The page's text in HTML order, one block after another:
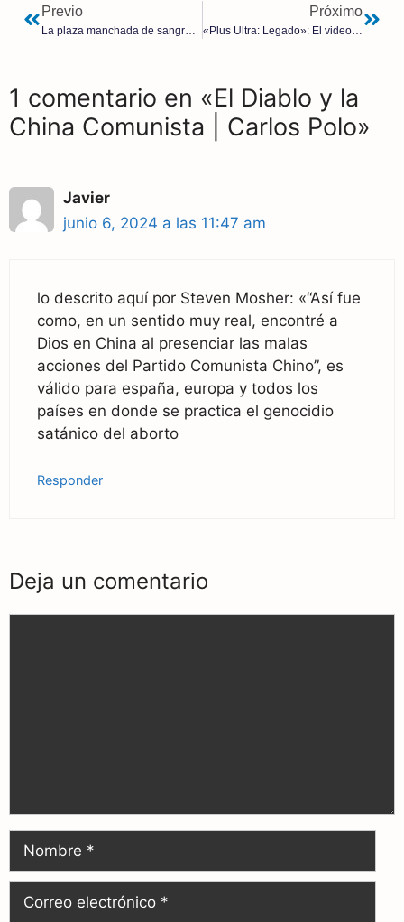
Previo Próximo
«Plus Ultra: Legado»: El videojuego hispanista que pulveriza la leyenda negra
1 comentario en «El Diablo y la
China Comunista | Carlos Polo»
Javier
junio 6, 2024 a las 11:47 am
lo descrito aquí por Steven Mosher: «“Así fue
como, en un sentido muy real, encontré a
Dios en China al presenciar las malas
acciones del Partido Comunista Chino”, es
válido para españa, europa y todos los
países en donde se practica el genocidio
satánico del aborto
Responder
Deja un comentario